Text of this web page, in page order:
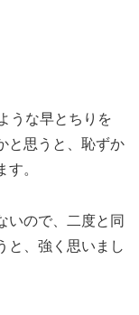
うな早とちりを
と思うと、恥ずか
。
いので、二度と同
と、強く思いまし